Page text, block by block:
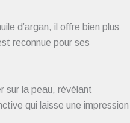
d’argan, il offre bien plus
reconnue pour ses
sur la peau, révélant
qui laisse une impression